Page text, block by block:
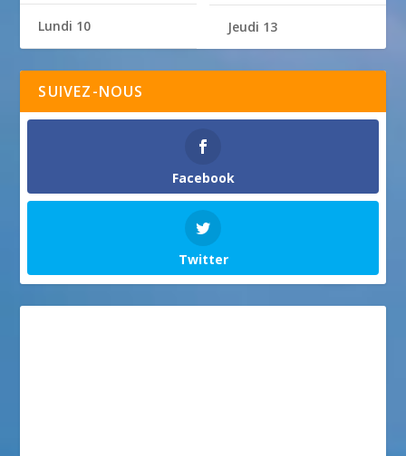
Lundi 10 Jeudi 13
SUIVEZ-NOUS
Facebook
Twitter